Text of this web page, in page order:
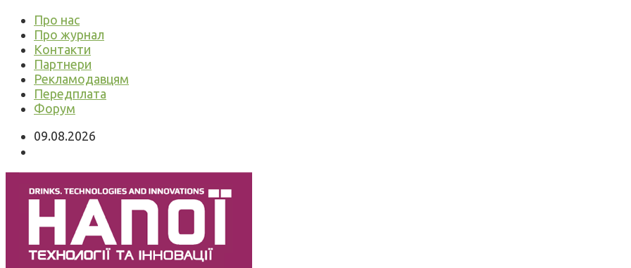
Про нас
Про журнал
Контакти
Партнери
Рекламодавцям
Передплата
Форум
09.08.2026